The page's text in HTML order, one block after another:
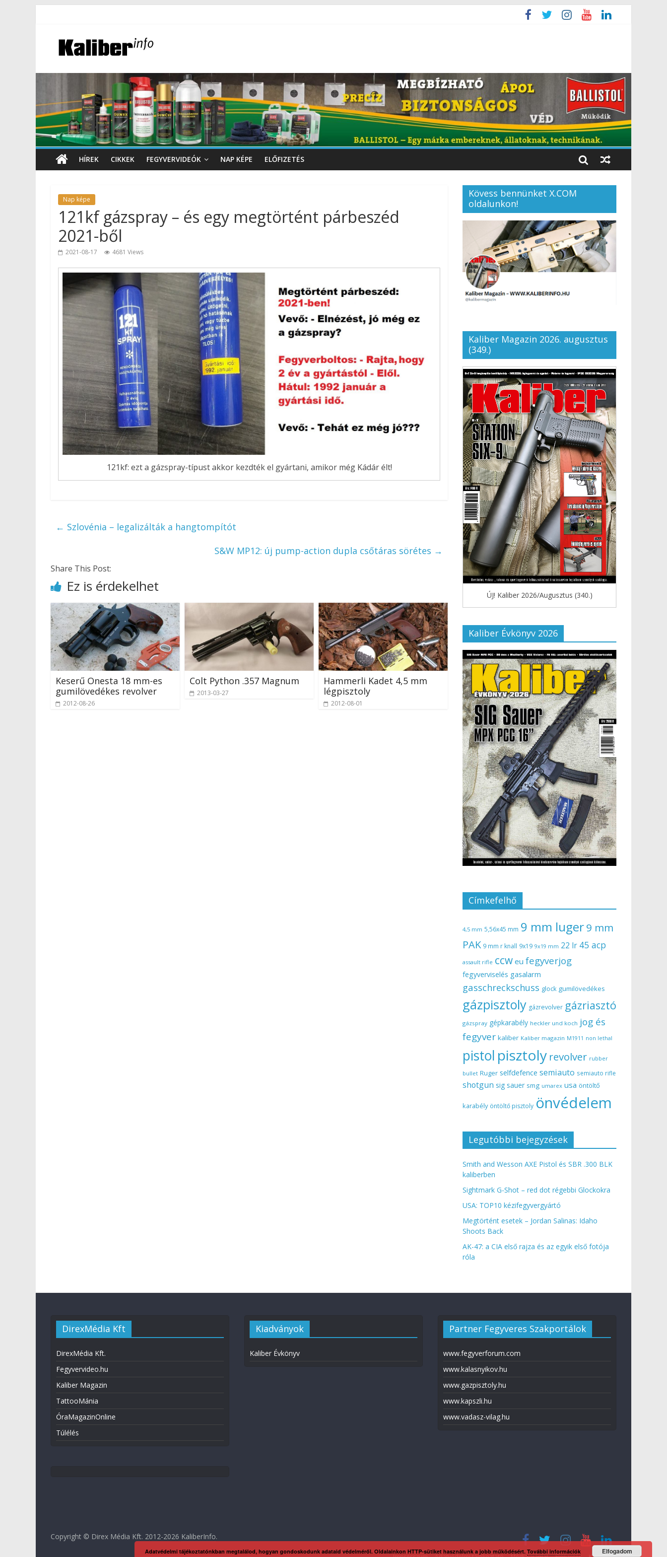
HÍREK CIKKEK FEGYVERVIDEÓK NAP KÉPE ELŐFIZETÉS
Nap képe
121kf gázspray – és egy megtörtént párbeszéd
2021-ből
2021-08-17 4681 Views
121kf: ezt a gázspray-típust akkor kezdték el gyártani, amikor még Kádár élt!
← Szlovénia – legalizálták a hangtompítót
S&W MP12: új pump-action dupla csőtáras sörétes →
Share This Post:
Ez is érdekelhet
Keserű Onesta 18 mm-es
gumilövedékes revolver
2012-08-26
Colt Python .357 Magnum
2013-03-27
Hammerli Kadet 4,5 mm
légpisztoly
2012-08-01
Kövess bennünket X.COM
oldalunkon!
Kaliber Magazin 2026. augusztus
(349.)
ÚJ! Kaliber 2026/Augusztus (340.)
Kaliber Évkönyv 2026
Címkefelhő
4,5 mm 5,56x45 mm 9 mm luger9 mm
PAK 9 mm r knall 9x19 9x19 mm 22 lr 45 acp
assault rifle ccw eu fegyverjog
fegyverviselés gasalarm
gasschreckschuss glock gumilövedékes
gázpisztoly gázrevolver gázriasztó
gázspray gépkarabély heckler und koch jog és
fegyver kaliber Kaliber magazin M1911 non lethal
pistol pisztoly revolver rubber
bullet Ruger selfdefence semiauto semiauto rifle
shotgun sig sauer smg umarex usa öntöltő
karabély öntöltő pisztoly önvédelem
Legutóbbi bejegyzések
Smith and Wesson AXE Pistol és SBR .300 BLK
kaliberben
Sightmark G-Shot – red dot régebbi Glockokra
USA: TOP10 kézifegyvergyártó
Megtörtént esetek – Jordan Salinas: Idaho
Shoots Back
AK-47: a CIA első rajza és az egyik első fotója
róla
DirexMédia Kft
DirexMédia Kft.
Fegyvervideo.hu
Kaliber Magazin
TattooMánia
ÓraMagazinOnline
Túlélés
Kiadványok
Kaliber Évkönyv
Partner Fegyveres Szakportálok
www.fegyverforum.com
www.kalasnyikov.hu
www.gazpisztoly.hu
www.kapszli.hu
www.vadasz-vilag.hu
Copyright © Direx Média Kft. 2012-2026 KaliberInfo.
Adatvédelmi tájékoztatónkban megtalálod, hogyan gondoskodunk adataid védelméről. Oldalainkon HTTP-sütiket használunk a jobb működésért. További információk Elfogadom